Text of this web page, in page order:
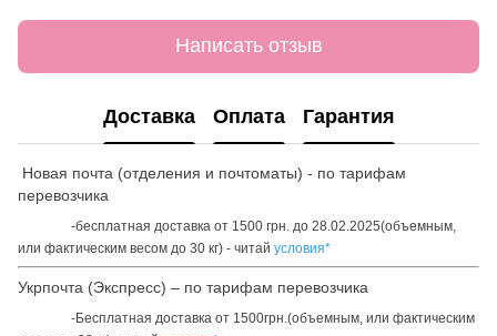
Написать отзыв
Доставка Оплата Гарантия
Новая почта (отделения и почтоматы) - по тарифам
перевозчика
-бесплатная доставка от 1500 грн. до 28.02.2025(объемным,
или фактическим весом до 30 кг) - читай условия*
Укрпочта (Экспресс) – по тарифам перевозчика
-Бесплатная доставка от 1500грн.(объемным, или фактическим